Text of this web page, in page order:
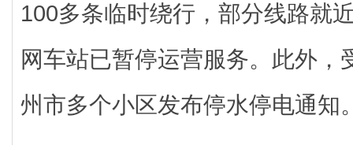
100多条临时绕行，部分线路就
网车站已暂停运营服务。此外，
州市多个小区发布停水停电通知